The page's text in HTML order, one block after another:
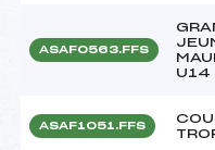
ASAF0563.FFS
U14
ASAF1051.FFS